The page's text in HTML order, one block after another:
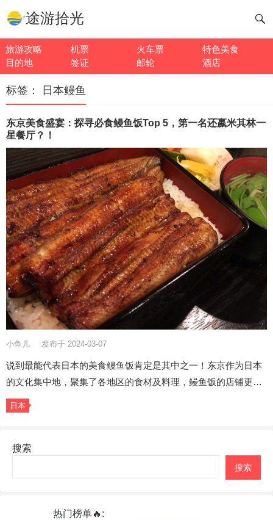
途游拾光
旅游攻略 机票 火车票
特色美食
目的地
签证 邮轮 酒店
标签： 日本鳗鱼
东京美食盛宴：探寻必食鳗鱼饭Top 5，第一名还嬴米其林一
星餐厅？！
小鱼儿 发布于 2024-03-07
说到最能代表日本的美食鳗鱼饭肯定是其中之一！东京作为日本
的文化集中地，聚集了各地区的食材及料理，鳗鱼饭的店铺更…
日本
搜索
搜索
热门榜单🔥: